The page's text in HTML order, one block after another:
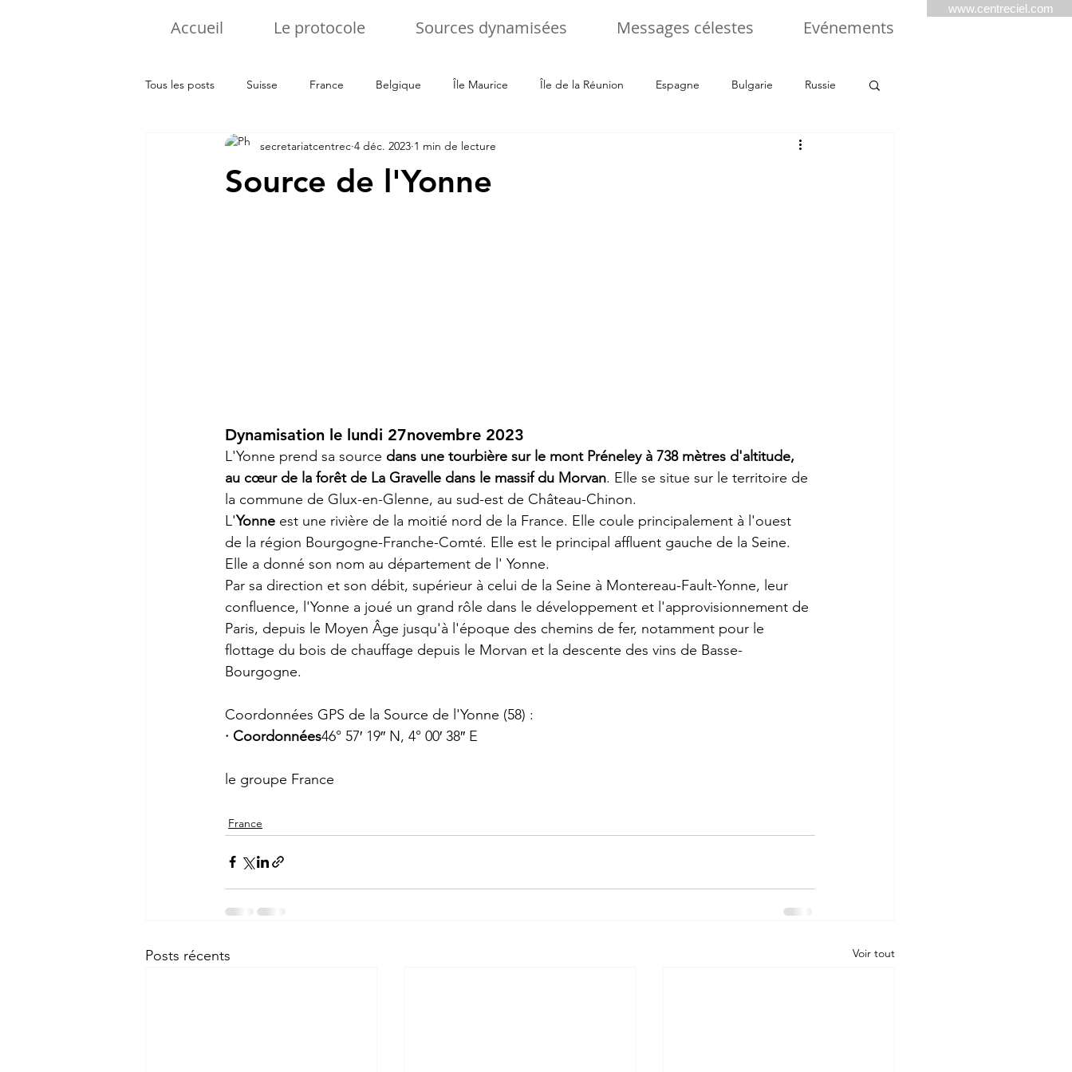
Accueil Le protocole Sources dynamisées Messages célestes Evénements
www.centreciel.com
Tous les posts Suisse France Belgique Île Maurice Île de la Réunion Espagne Bulgarie Russie
Luxembourg Italie Tchéquie Ukraine
Source de l'Yonne
secretariatcentrec 4 déc. 2023 1 min de lecture
Dynamisation le lundi 27novembre 2023
L'Yonne prend sa source dans une tourbière sur le mont Préneley à 738 mètres d'altitude,
au cœur de la forêt de La Gravelle dans le massif du Morvan. Elle se situe sur le territoire de
la commune de Glux-en-Glenne, au sud-est de Château-Chinon.
L'Yonne est une rivière de la moitié nord de la France. Elle coule principalement à l'ouest
de la région Bourgogne-Franche-Comté. Elle est le principal affluent gauche de la Seine.
Elle a donné son nom au département de l' Yonne.
Par sa direction et son débit, supérieur à celui de la Seine à Montereau-Fault-Yonne, leur
confluence, l'Yonne a joué un grand rôle dans le développement et l'approvisionnement de
Paris, depuis le Moyen Âge jusqu'à l'époque des chemins de fer, notamment pour le
flottage du bois de chauffage depuis le Morvan et la descente des vins de Basse-
Bourgogne.
Coordonnées GPS de la Source de l'Yonne (58) :
· Coordonnées46° 57′ 19″ N, 4° 00′ 38″ E
le groupe France
France
Posts récents Voir tout